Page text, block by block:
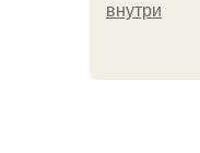
внутри